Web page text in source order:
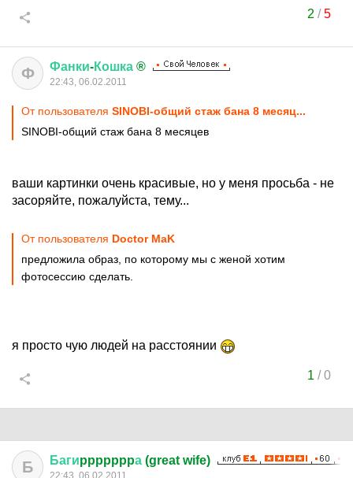
2 /5
Ф Фанки-Кошка ®
22:43, 06.02.2011
От пользователя SINОBI-общий стаж бана 8 месяц...
SINОBI-общий стаж бана 8 месяцев
ваши картинки очень красивые, но у меня просьба - не
засоряйте, пожалуйста, тему...
От пользователя Doctor MaK
предложила образ, по которому мы с женой хотим
фотосессию сделать.
я просто чую людей на расстоянии
1 /0
Б Багиpppppppа (great wife)
22:43, 06.02.2011